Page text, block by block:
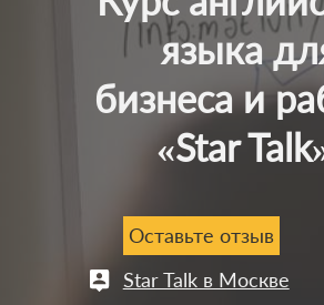
языка
бизнеса и
«Star
Star Talk в Москве
Оставьте отзыв